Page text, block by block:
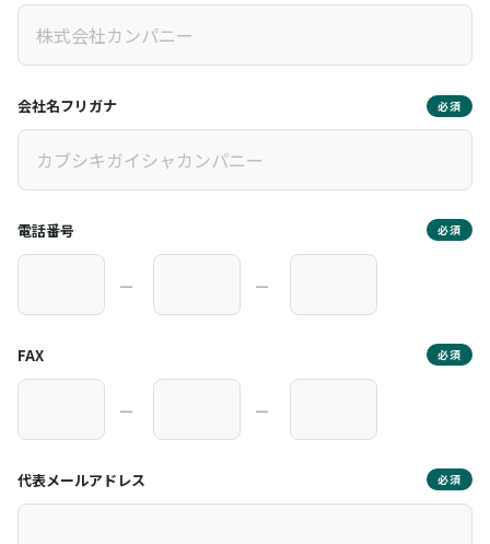
会社名フリガナ 必須
電話番号 必須
― ―
FAX 必須
― ―
代表メールアドレス 必須